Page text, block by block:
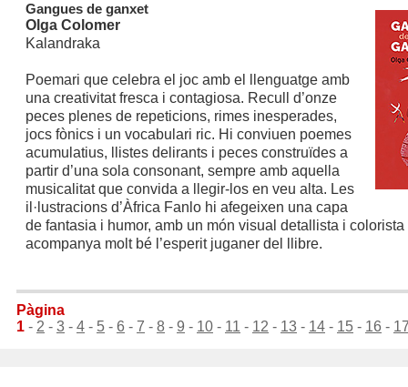
Gangues de ganxet
Olga Colomer
Kalandraka
Poemari que celebra el joc amb el llenguatge amb
una creativitat fresca i contagiosa. Recull d’onze
peces plenes de repeticions, rimes inesperades,
jocs fònics i un vocabulari ric. Hi conviuen poemes
acumulatius, llistes delirants i peces construïdes a
partir d’una sola consonant, sempre amb aquella
musicalitat que convida a llegir-los en veu alta. Les
il·lustracions d’Àfrica Fanlo hi afegeixen una capa
de fantasia i humor, amb un món visual detallista i colorista
acompanya molt bé l’esperit juganer del llibre.
Pàgina
1 - 2 - 3 - 4 - 5 - 6 - 7 - 8 - 9 - 10 - 11 - 12 - 13 - 14 - 15 - 16 -